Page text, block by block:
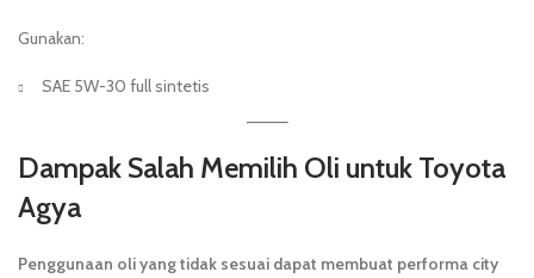
Gunakan:
SAE 5W-30 full sintetis
Dampak Salah Memilih Oli untuk Toyota
Agya
Penggunaan oli yang tidak sesuai dapat membuat performa city